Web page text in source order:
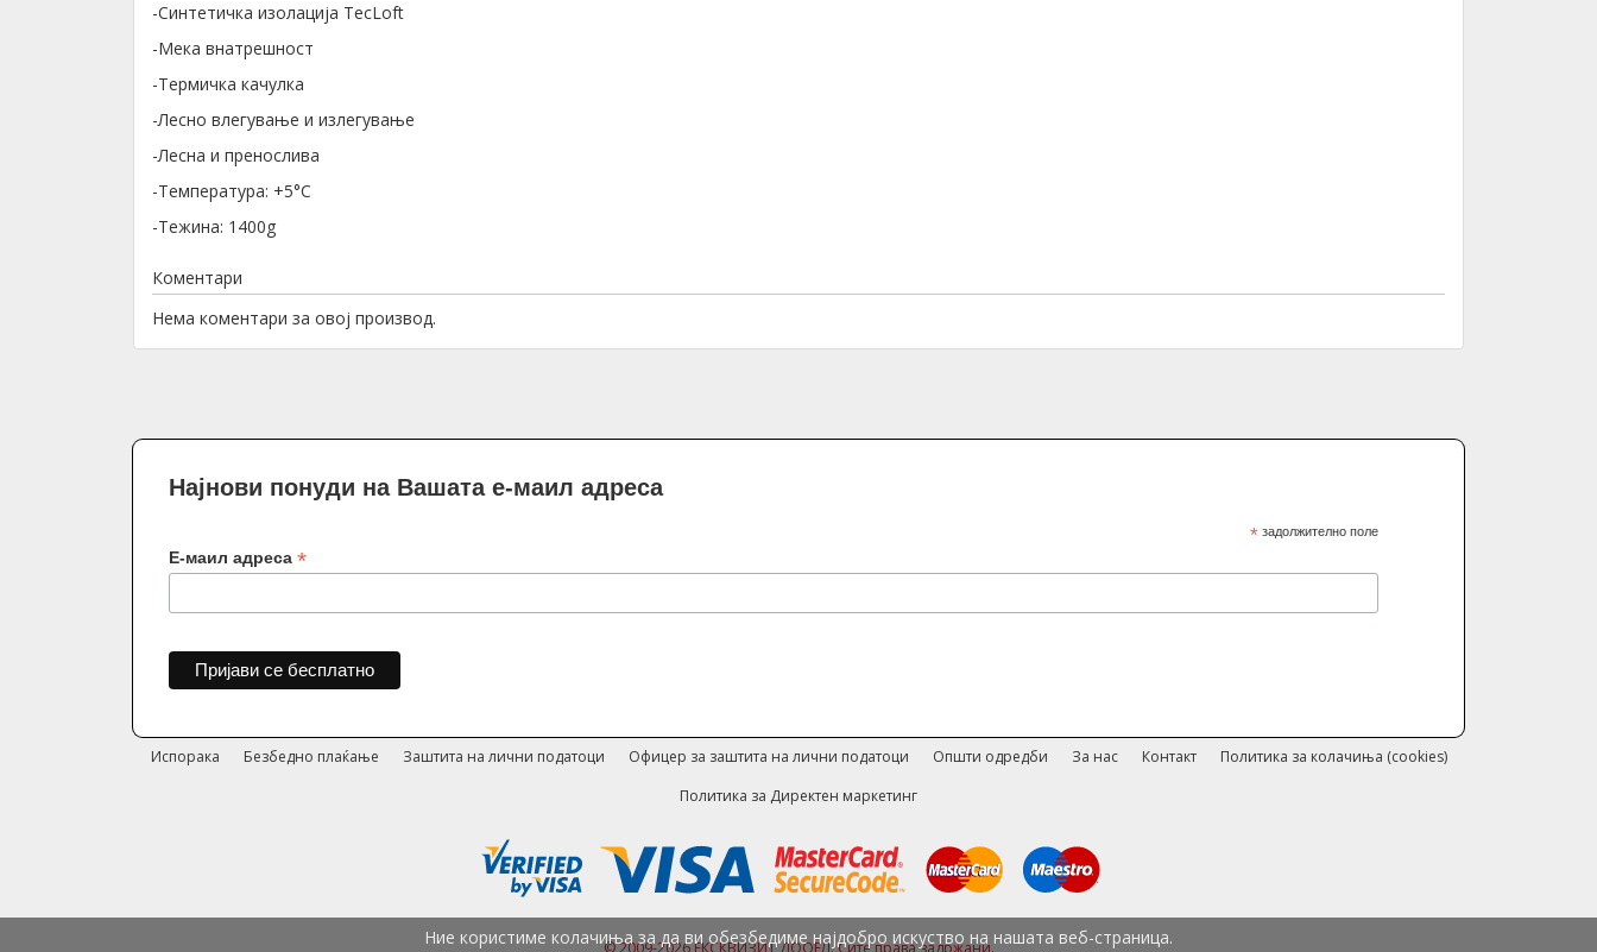
-Синтетичка изолација TecLoft
-Мека внатрешност
-Термичка качулка
-Лесно влегување и излегување
-Лесна и пренослива
-Температура: +5°C
-Тежина: 1400g
Коментари
Нема коментари за овој производ.
Најнови понуди на Вашата е-маил адреса
*задолжително поле
Е-маил адреса *
Испорака Безбедно плаќање Заштита на лични податоци Офицер за заштита на лични податоци Општи одредби За нас Контакт
Политика за колачиња (cookies)
Политика за Директен маркетинг
© 2009-2026 ЕКСКВИЗИТ ДООЕЛ. Сите права задржани.
Ние користиме колачиња за да ви обезбедиме најдобро искуство на нашата веб-страница.